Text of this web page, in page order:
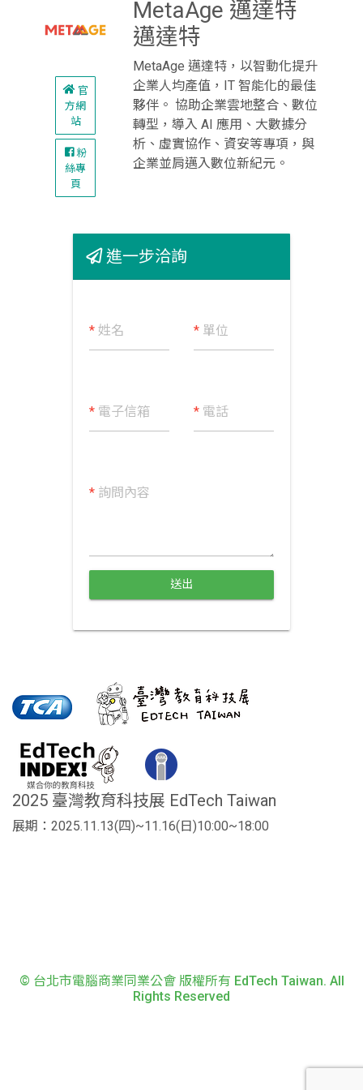
官
方網
站
粉
絲專
頁
MetaAge 邁達特
邁達特
MetaAge 邁達特，以智動化提升
企業人均產值，IT 智能化的最佳
夥伴。 協助企業雲地整合、數位
轉型，導入 AI 應用、大數據分
析、虛實協作、資安等專項，與
企業並肩邁入數位新紀元。
進一步洽詢
*姓名 * 單位
*電子信箱 * 電話
*詢問內容
送出
2025 臺灣教育科技展 EdTech Taiwan
展期：2025.11.13(四)~11.16(日)10:00~18:00
© 台北市電腦商業同業公會 版權所有 EdTech Taiwan. All
Rights Reserved